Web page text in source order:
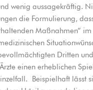
wenig aussagekräftig.
die Formulierung,
Maßnahmen“
Dritten
einen erheblichen
Beispielhaft lässt